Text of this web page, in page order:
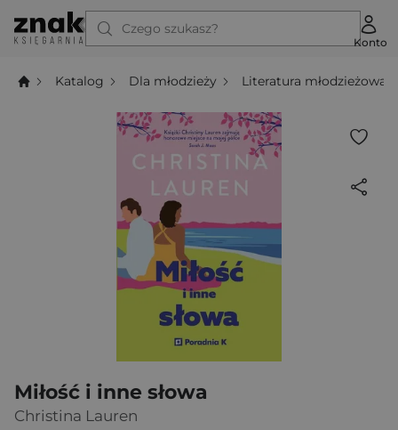
Czego szukasz?
Konto
Katalog Dla młodzieży Literatura młodzieżowa
Miłość i inne słowa
Christina Lauren